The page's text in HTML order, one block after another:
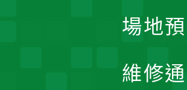
場地
維修